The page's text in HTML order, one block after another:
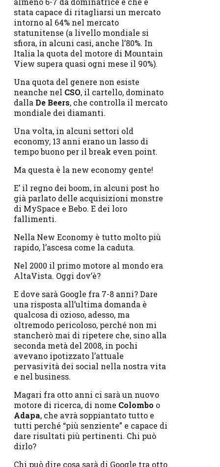
stata capace di ritagliarsi un mercato
intorno al 64% nel mercato
statunitense (a livello mondiale si
sfiora, in alcuni casi, anche l’80%. In
Italia la quota del motore di Mountain
View supera quasi ogni mese il 90%).
Una quota del genere non esiste
neanche nel CSO, il cartello, dominato
dalla De Beers, che controlla il mercato
mondiale dei diamanti.
Una volta, in alcuni settori old
economy, 13 anni erano un lasso di
tempo buono per il break even point.
Ma questa è la new economy gente!
E’ il regno dei boom, in alcuni post ho
già parlato delle acquisizioni monstre
di MySpace e Bebo. E dei loro
fallimenti.
Nella New Economy è tutto molto più
rapido, l’ascesa come la caduta.
Nel 2000 il primo motore al mondo era
AltaVista. Oggi dov’è?
E dove sarà Google fra 7-8 anni? Dare
una risposta all’ultima domanda è
qualcosa di ozioso, adesso, ma
oltremodo pericoloso, perché non mi
stancherò mai di ripetere che, sino alla
seconda metà del 2008, in pochi
avevano ipotizzato l’attuale
pervasività dei social nella nostra vita
e nel business.
Magari fra otto anni ci sarà un nuovo
motore di ricerca, di nome Colombo o
Adapa, che avrà soppiantato tutto e
tutti perché “più senziente” e capace di
dare risultati più pertinenti. Chi può
dirlo?
Chi può dire cosa sarà di Google tra otto